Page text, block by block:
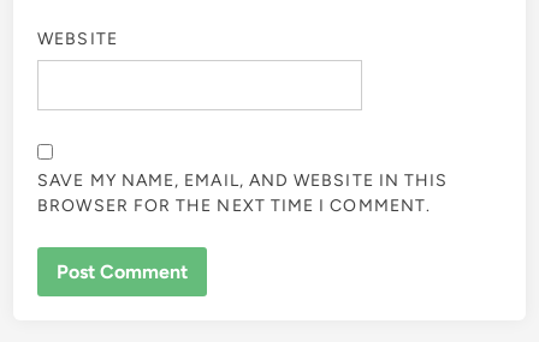
WEBSITE
SAVE MY NAME, EMAIL, AND WEBSITE IN THIS
BROWSER FOR THE NEXT TIME I COMMENT.